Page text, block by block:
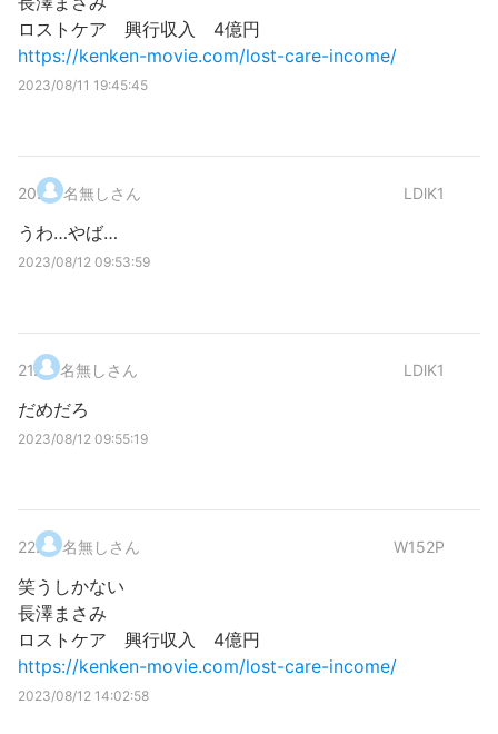
ロストケア 興行収入 4億円
https://kenken-movie.com/lost-care-income/
2023/08/11 19:45:45
20. 名無しさん LDlK1
うわ…やば…
2023/08/12 09:53:59
21. 名無しさん LDlK1
だめだろ
2023/08/12 09:55:19
22. 名無しさん W152P
笑うしかない
長澤まさみ
ロストケア 興行収入 4億円
https://kenken-movie.com/lost-care-income/
2023/08/12 14:02:58